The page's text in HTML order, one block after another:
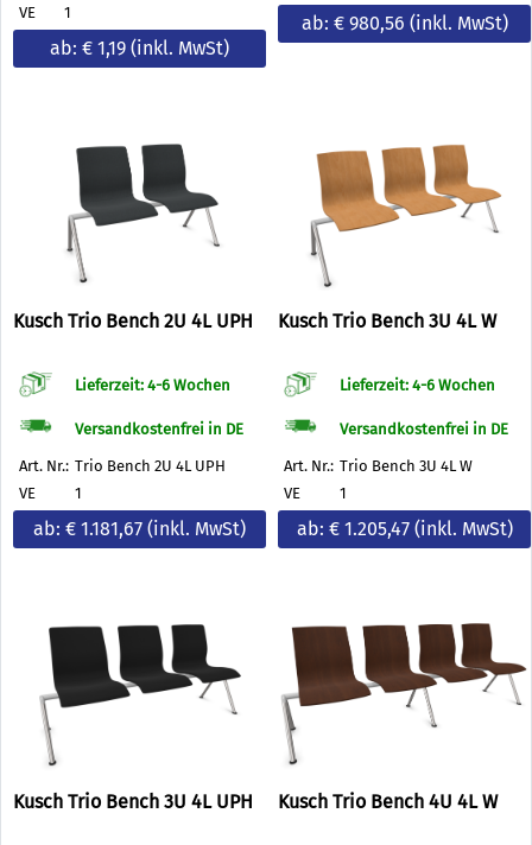
VE 1
ab: € 1,19 (inkl. MwSt)
ab: € 980,56 (inkl. MwSt)
Kusch Trio Bench 2U 4L UPH
Lieferzeit: 4-6 Wochen
Versandkostenfrei in DE
Art. Nr.: Trio Bench 2U 4L UPH
VE
1
ab: € 1.181,67 (inkl. MwSt)
Kusch Trio Bench 3U 4L W
Lieferzeit: 4-6 Wochen
Versandkostenfrei in DE
Art. Nr.: Trio Bench 3U 4L W
VE
1
ab: € 1.205,47 (inkl. MwSt)
Kusch Trio Bench 3U 4L UPH Kusch Trio Bench 4U 4L W